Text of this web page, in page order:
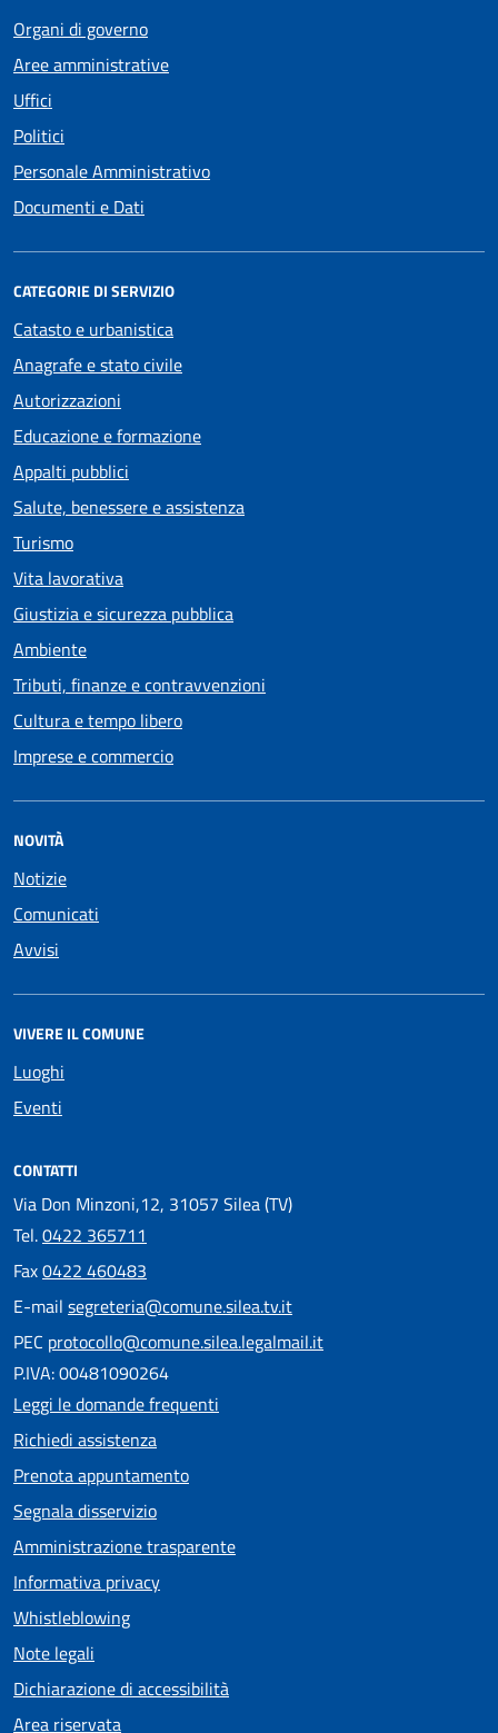
Organi di governo
Aree amministrative
Uffici
Politici
Personale Amministrativo
Documenti e Dati
CATEGORIE DI SERVIZIO
Catasto e urbanistica
Anagrafe e stato civile
Autorizzazioni
Educazione e formazione
Appalti pubblici
Salute, benessere e assistenza
Turismo
Vita lavorativa
Giustizia e sicurezza pubblica
Ambiente
Tributi, finanze e contravvenzioni
Cultura e tempo libero
Imprese e commercio
NOVITÀ
Notizie
Comunicati
Avvisi
VIVERE IL COMUNE
Luoghi
Eventi
CONTATTI
Via Don Minzoni,12, 31057 Silea (TV)
Tel.0422 365711
Fax0422 460483
E-mail segreteria@comune.silea.tv.it
PEC protocollo@comune.silea.legalmail.it
P.IVA: 00481090264
Leggi le domande frequenti
Richiedi assistenza
Prenota appuntamento
Segnala disservizio
Amministrazione trasparente
Informativa privacy
Whistleblowing
Note legali
Dichiarazione di accessibilità
Area riservata